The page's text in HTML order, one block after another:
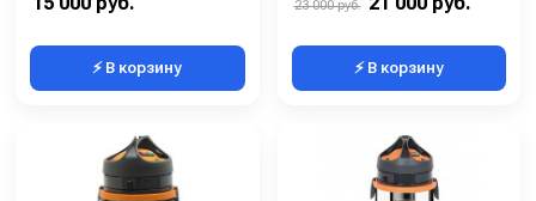
⚡ В корзину
23 000 руб.
⚡ В корзину